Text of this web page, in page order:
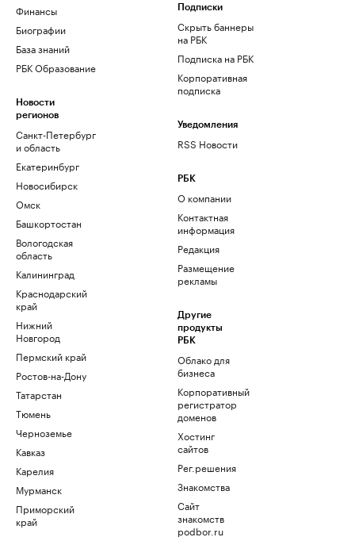
Финансы
Биографии
База знаний
РБК Образование
Новости
регионов
Санкт-Петербург
и область
Екатеринбург
Новосибирск
Омск
Башкортостан
Вологодская
область
Калининград
Краснодарский
край
Нижний
Новгород
Пермский край
Ростов-на-Дону
Татарстан
Тюмень
Черноземье
Кавказ
Карелия
Мурманск
Приморский
край
Подписки
Скрыть баннеры
на РБК
Подписка на РБК
Корпоративная
подписка
Уведомления
RSS Новости
РБК
О компании
Контактная
информация
Редакция
Размещение
рекламы
Другие
продукты
РБК
Облако для
бизнеса
Корпоративный
регистратор
доменов
Хостинг
сайтов
Рег.решения
Знакомства
Сайт
знакомств
podbor.ru